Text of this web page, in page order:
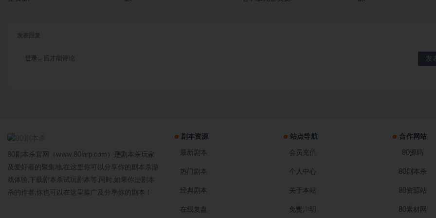
登录... 后才能评论
80剧本杀官网（www.80larp.com）是剧本杀玩家
及爱好者的聚集地,在这里你可以分享你的剧本杀游
戏体验,下载剧本杀试玩剧本等,同时,如果你是剧本
杀的作者,你也可以在这里推广及分享你的剧本！
剧本资源
最新剧本
热门剧本
经典剧本
在线复盘
站点导航
会员充值
个人中心
关于本站
免责声明
合作网站
80源码
80剧本杀
80资源站
80素材网